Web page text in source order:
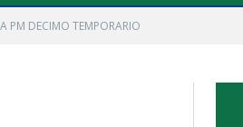
PM DECIMO TEMPORARIO